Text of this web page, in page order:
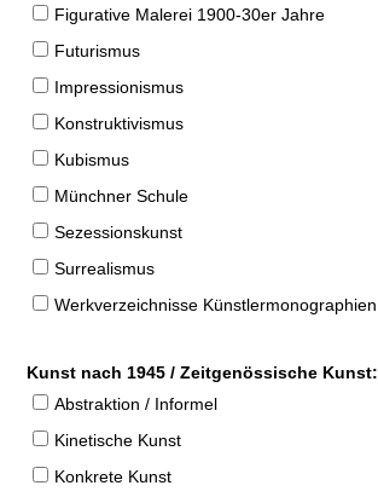
Figurative Malerei 1900-30er Jahre
Futurismus
Impressionismus
Konstruktivismus
Kubismus
Münchner Schule
Sezessionskunst
Surrealismus
Werkverzeichnisse Künstlermonographien
Kunst nach 1945 / Zeitgenössische Kunst:
Abstraktion / Informel
Kinetische Kunst
Konkrete Kunst